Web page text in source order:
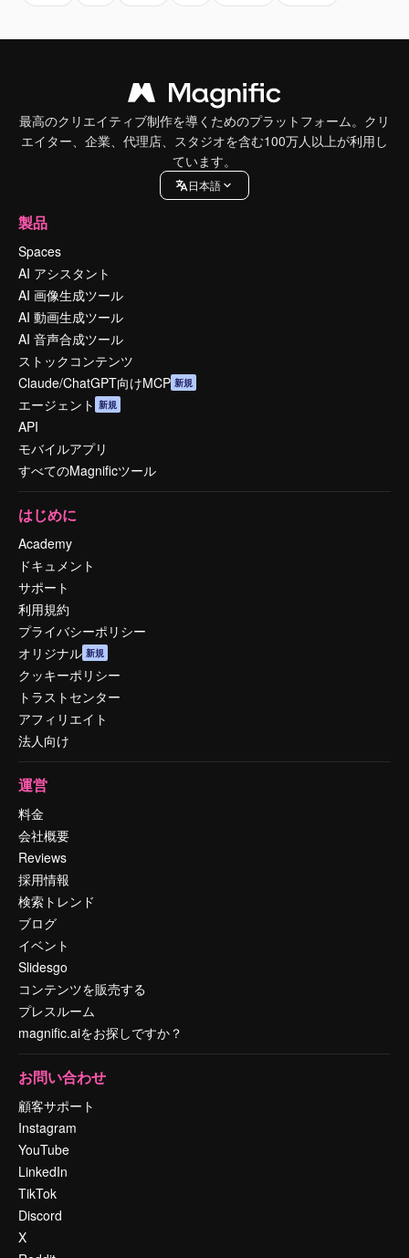
最高のクリエイティブ制作を導くためのプラットフォーム。クリ
エイター、企業、代理店、スタジオを含む100万人以上が利用し
ています。
日本語
製品
Spaces
AI アシスタント
AI 画像生成ツール
AI 動画生成ツール
AI 音声合成ツール
ストックコンテンツ
Claude/ChatGPT向けMCP 新規
エージェント 新規
API
モバイルアプリ
すべてのMagnificツール
はじめに
Academy
ドキュメント
サポート
利用規約
プライバシーポリシー
オリジナル 新規
クッキーポリシー
トラストセンター
アフィリエイト
法人向け
運営
料金
会社概要
Reviews
採用情報
検索トレンド
ブログ
イベント
Slidesgo
コンテンツを販売する
プレスルーム
magnific.aiをお探しですか？
お問い合わせ
顧客サポート
Instagram
YouTube
LinkedIn
TikTok
Discord
X